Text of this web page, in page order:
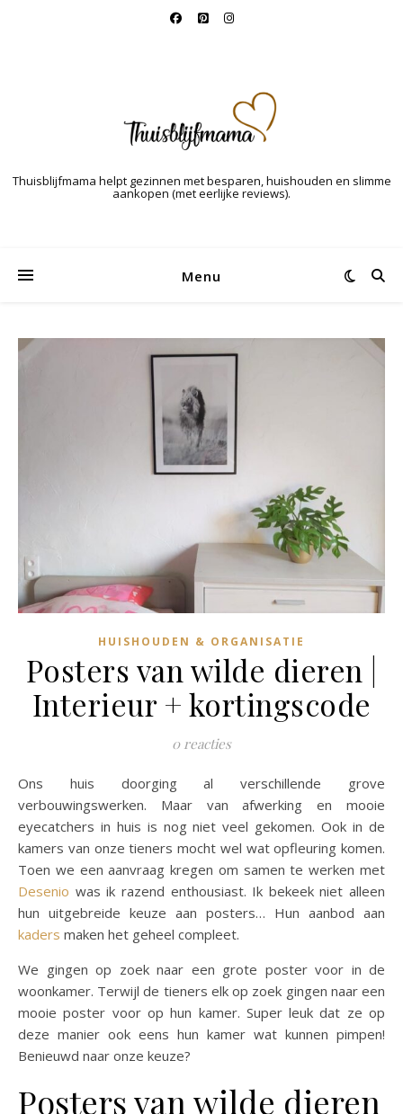
Thuisblijfmama helpt gezinnen met besparen, huishouden en slimme
aankopen (met eerlijke reviews).
Menu
HUISHOUDEN & ORGANISATIE
Posters van wilde dieren |
Interieur + kortingscode
0 reacties
Ons huis doorging al verschillende grove
verbouwingswerken. Maar van afwerking en mooie
eyecatchers in huis is nog niet veel gekomen. Ook in de
kamers van onze tieners mocht wel wat opfleuring komen.
Toen we een aanvraag kregen om samen te werken met
Desenio was ik razend enthousiast. Ik bekeek niet alleen
hun uitgebreide keuze aan posters… Hun aanbod aan
kaders maken het geheel compleet.
We gingen op zoek naar een grote poster voor in de
woonkamer. Terwijl de tieners elk op zoek gingen naar een
mooie poster voor op hun kamer. Super leuk dat ze op
deze manier ook eens hun kamer wat kunnen pimpen!
Benieuwd naar onze keuze?
Posters van wilde dieren